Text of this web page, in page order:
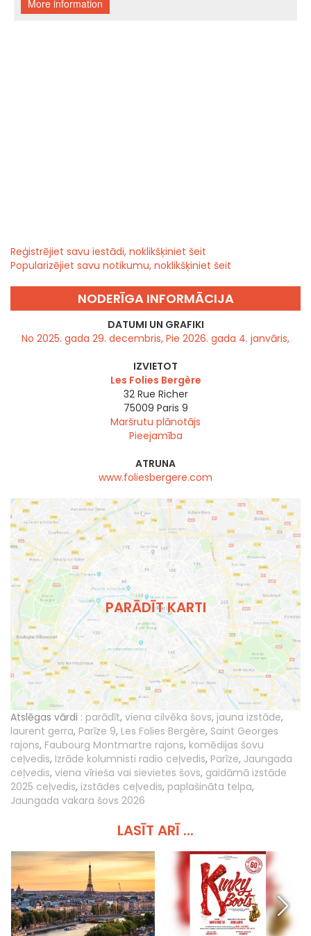
Reģistrējiet savu iestādi, noklikšķiniet šeit
Popularizējiet savu notikumu, noklikšķiniet šeit
NODERĪGA INFORMĀCIJA
DATUMI UN GRAFIKI
No 2025. gada 29. decembris, Pie 2026. gada 4. janvāris,
IZVIETOT
Les Folies Bergère
32 Rue Richer
75009 Paris 9
Maršrutu plānotājs
Pieejamība
ATRUNA
www.foliesbergere.com
PARĀDĪT KARTI
Atslēgas vārdi : parādīt, viena cilvēka šovs, jauna izstāde,
laurent gerra, Parīze 9, Les Folies Bergère, Saint Georges
rajons, Faubourg Montmartre rajons, komēdijas šovu
ceļvedis, Izrāde kolumnisti radio ceļvedis, Parīze, Jaungada
ceļvedis, viena vīrieša vai sievietes šovs, gaidāmā izstāde
2025 ceļvedis, izstādes ceļvedis, paplašināta telpa,
Jaungada vakara šovs 2026
LASĪT ARĪ ...